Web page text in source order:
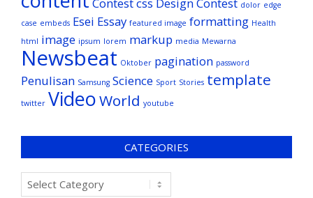
dolor edge
case embeds Esei Essay featured image formatting Health
html image ipsum lorem markup media Mewarna
Newsbeat Oktober pagination password
Penulisan Samsung Science Sport Stories template
twitter VideoWorld youtube
CATEGORIES